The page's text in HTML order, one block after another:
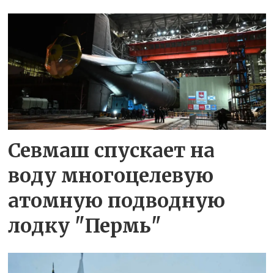
Севмаш спускает на
воду многоцелевую
атомную подводную
лодку "Пермь"